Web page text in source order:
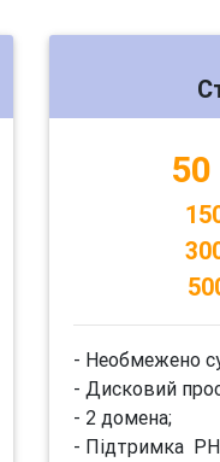
- Необмежено
- Дисковий
- 2 домена;
- Підтримка